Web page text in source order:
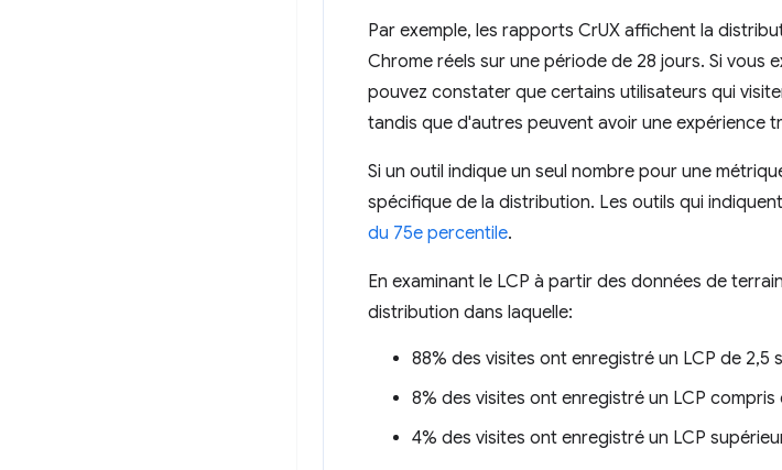
Par exemple, les rapports CrUX affichent la
Chrome réels sur une période de 28 jours. Si vous
pouvez constater que certains utilisateurs qui
tandis que d'autres peuvent avoir une expérience
Si un outil indique un seul nombre pour une
spécifique de la distribution. Les outils qui
du 75e percentile.
En examinant le LCP à partir des données de
distribution dans laquelle:
88% des visites ont enregistré un LCP de 2,5
8% des visites ont enregistré un LCP
4% des visites ont enregistré un LCP